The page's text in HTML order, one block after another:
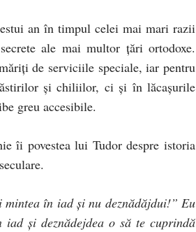
an în timpul celei mai mari razii
ale mai multor ţări ortodoxe.
de serviciile speciale, iar pentru
şi chiliilor, ci şi în lăcaşurile
greu accesibile.
îi povestea lui Tudor despre istoria
în iad şi nu deznădăjdui!” Eu
şi deznădejdea o să te cuprindă